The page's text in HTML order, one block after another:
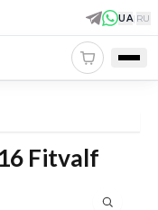
UA| RU
Fitvalf